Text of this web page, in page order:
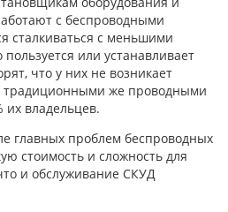
с беспроводными
сталкиваться с меньшими
или устанавливает
что у них не возникает
традиционными же проводными
их владельцев.
главных проблем беспроводных
стоимость и сложность для
и обслуживание СКУД